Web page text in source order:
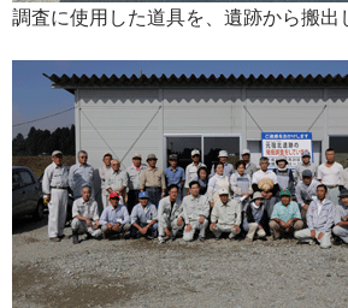
調査に使用した道具を、遺跡から搬出